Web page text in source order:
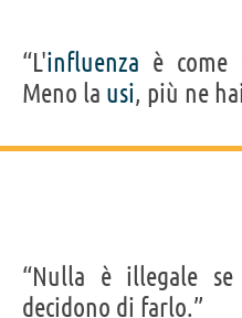
“L'influenza è come
Meno la usi, più ne
“Nulla è illegale se
decidono di farlo.”